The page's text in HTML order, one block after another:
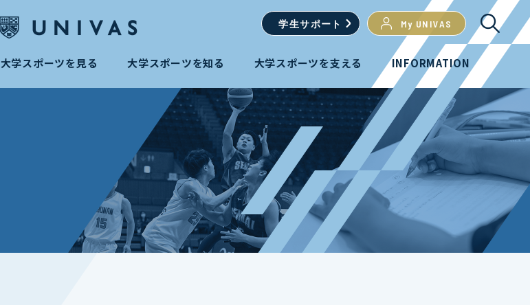
学生サポート My UNIVAS
大学スポーツを見る 大学スポーツを知る 大学スポーツを支える INFORMATION